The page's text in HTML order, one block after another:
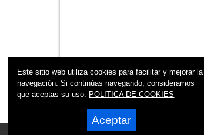
Este sitio web utiliza cookies para facilitar y mejorar la
navegación. Si continúas navegando, consideramos
que aceptas su uso. POLITICA DE COOKIES
Aceptar